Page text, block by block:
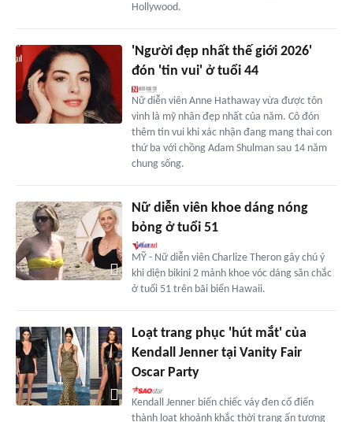
Hollywood.
'Người đẹp nhất thế giới 2026'
đón 'tin vui' ở tuổi 44
Nữ diễn viên Anne Hathaway vừa được tôn
vinh là mỹ nhân đẹp nhất của năm. Cô đón
thêm tin vui khi xác nhận đang mang thai con
thứ ba với chồng Adam Shulman sau 14 năm
chung sống.
Nữ diễn viên khoe dáng nóng
bỏng ở tuổi 51
MỸ - Nữ diễn viên Charlize Theron gây chú ý
khi diện bikini 2 mảnh khoe vóc dáng săn chắc
ở tuổi 51 trên bãi biển Hawaii.
Loạt trang phục 'hút mắt' của
Kendall Jenner tại Vanity Fair
Oscar Party
Kendall Jenner biến chiếc váy đen cổ điển
thành loạt khoảnh khắc thời trang ấn tượng